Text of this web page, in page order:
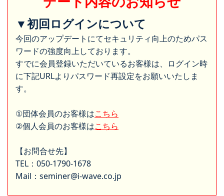
▼初回ログインについて
今回のアップデートにてセキュリティ向上のためパス
ワードの強度向上しております。
すでに会員登録いただいているお客様は、ログイン時
に下記URLよりパスワード再設定をお願いいたしま
す。
①団体会員のお客様はこちら
②個人会員のお客様はこちら
【お問合せ先】
TEL：050-1790-1678
Mail：seminer@i-wave.co.jp